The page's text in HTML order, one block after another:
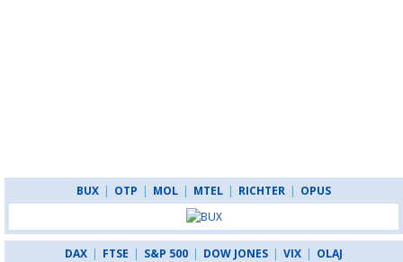
BUX | OTP | MOL | MTEL | RICHTER | OPUS
DAX | FTSE | S&P 500 | DOW JONES | VIX | OLAJ